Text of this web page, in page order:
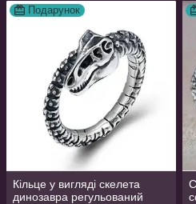
Подарунок
Кільце у вигляді скелета
динозавра регульований